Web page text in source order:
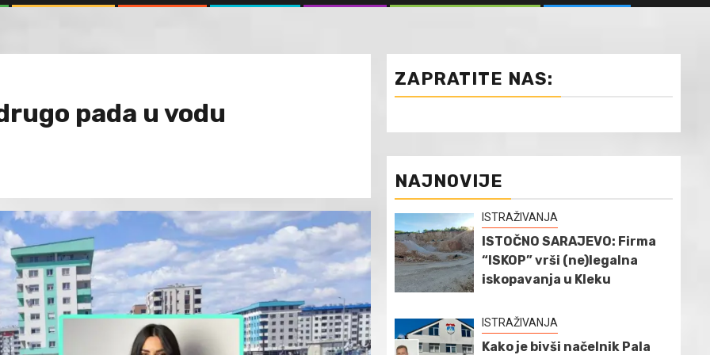
pada u vodu
ZAPRATITE NAS:
NAJNOVIJE
ISTRAŽIVANJA
ISTOČNO SARAJEVO: Firma
“ISKOP” vrši (ne)legalna
iskopavanja u Kleku
ISTRAŽIVANJA
Kako je bivši načelnik Pala